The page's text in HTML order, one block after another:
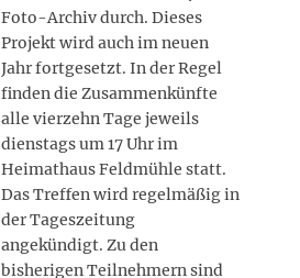
Foto-Archiv durch. Dieses
Projekt wird auch im neuen
Jahr fortgesetzt. In der Regel
finden die Zusammenkünfte
alle vierzehn Tage jeweils
dienstags um 17 Uhr im
Heimathaus Feldmühle statt.
Das Treffen wird regelmäßig in
der Tageszeitung
angekündigt. Zu den
bisherigen Teilnehmern sind